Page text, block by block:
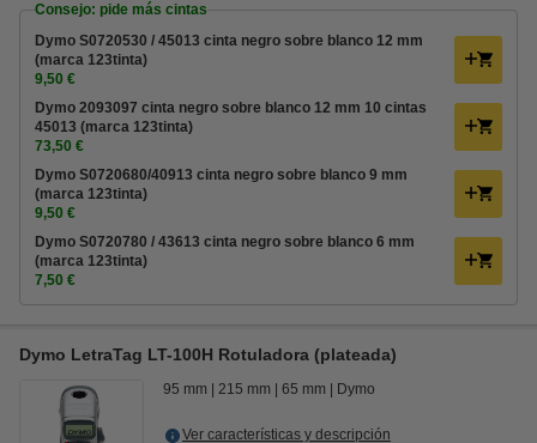
Consejo: pide más cintas
Dymo S0720530 / 45013 cinta negro sobre blanco 12 mm
(marca 123tinta)
9,50 €
Dymo 2093097 cinta negro sobre blanco 12 mm 10 cintas
45013 (marca 123tinta)
73,50 €
Dymo S0720680/40913 cinta negro sobre blanco 9 mm
(marca 123tinta)
9,50 €
Dymo S0720780 / 43613 cinta negro sobre blanco 6 mm
(marca 123tinta)
7,50 €
Dymo LetraTag LT-100H Rotuladora (plateada)
95 mm 215 mm 65 mm Dymo
Ver características y descripción